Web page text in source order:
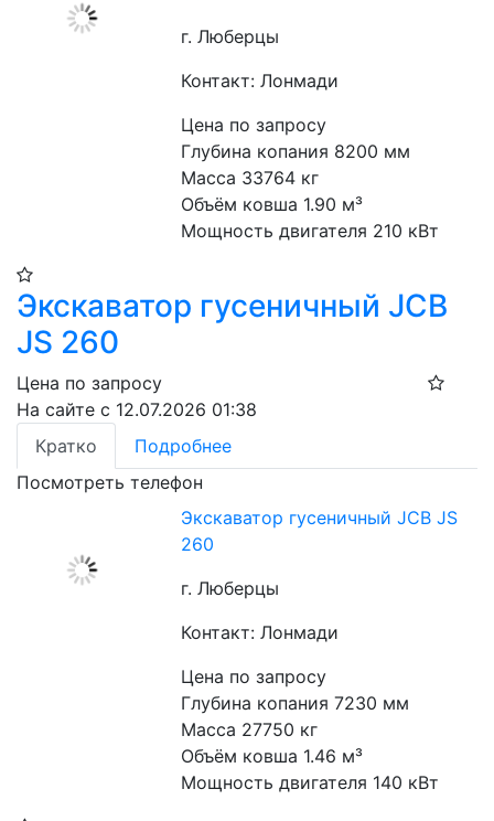
г. Люберцы
Контакт: Лонмади
Цена по запросу
Глубина копания 8200 мм
Масса 33764 кг
Объём ковша 1.90 м³
Мощность двигателя 210 кВт
Экскаватор гусеничный JCB
JS 260
Цена по запросу
На сайте с 12.07.2026 01:38
Кратко
Подробнее
Посмотреть телефон
Экскаватор гусеничный JCB JS
260
г. Люберцы
Контакт: Лонмади
Цена по запросу
Глубина копания 7230 мм
Масса 27750 кг
Объём ковша 1.46 м³
Мощность двигателя 140 кВт